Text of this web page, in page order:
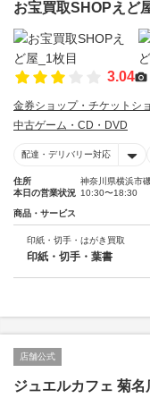
お宝買取SHOPえど
3.04
金券ショップ・チケットシ
中古ゲーム・CD・DVD
配達・デリバリー対応
住所
神奈川県横浜市
本日の営業状況 10:30〜18:30
商品・サービス
印紙・切手・はがき買取
印紙・切手・葉書
店舗公式
ジュエルカフェ 菊名